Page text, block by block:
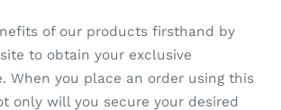
of our products firsthand by
to obtain your exclusive
When you place an order using this
only will you secure your desired